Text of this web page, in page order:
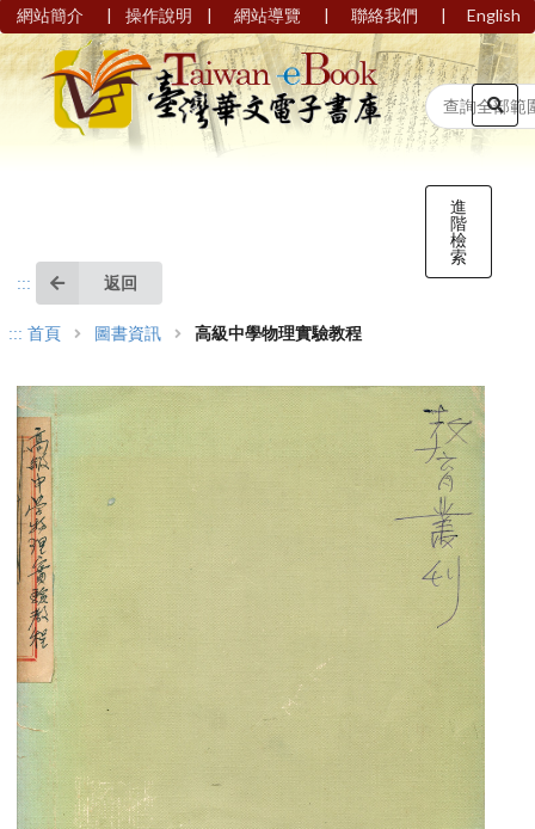
網站簡介 | 操作說明 | 網站導覽 | 聯絡我們 | English
進
階
檢
索
::: 返回
::: 首頁 圖書資訊 高級中學物理實驗教程